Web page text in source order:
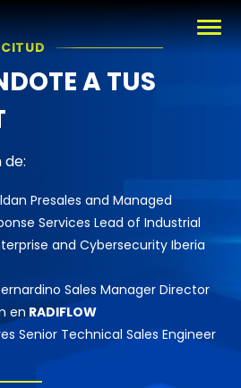
A TUS
Presales and Managed
Services Lead of Industrial
and Cybersecurity Iberia
Sales Manager Director
enRADIFLOW
Senior Technical Sales Engineer